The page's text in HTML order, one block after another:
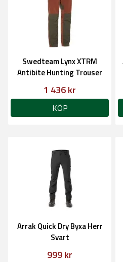
Swedteam Lynx XTRM
Antibite Hunting Trouser
1 436 kr
KÖP
Arrak Quick Dry Byxa Herr
Svart
999 kr